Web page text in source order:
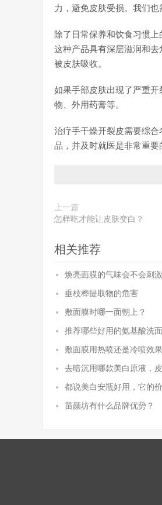
力，避免皮肤受损。我们也
除了日常保养和饮食习惯
这种产品具有深层滋润和
被皮肤吸收。
如果手部皮肤出现了严重
物、外用药膏等。
治疗手干燥开裂皮需要综
品，并及时就医是非常重要
上一篇
怎样吃才能让皮肤变白？
相关推荐
焕亮面膜的气味会不会刺
垂枝桦提取物的危害
敷面膜时哪一面朝上？
推荐哪些好用的氨基酸洗
敷面膜用热喷还是冷喷效
去暗沉用哪款美白原液，
都说美白安瓶好用，它的
苗颜坊有什么品牌优势？